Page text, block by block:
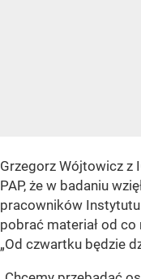
Grzegorz Wójtowicz z
PAP, że w badaniu
pracowników
pobrać materiał od
„Od czwartku będzie